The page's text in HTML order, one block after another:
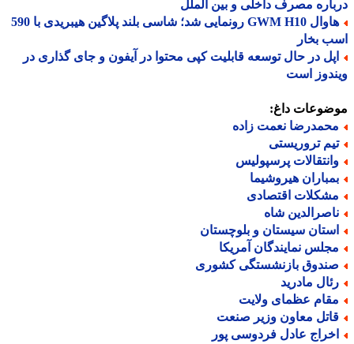
مصرف داخلی و بین الملل
هاوال GWM H10 رونمایی شد؛ شاسی بلند پلاگین هیبریدی با 590
بخار
در حال توسعه قابلیت کپی محتوا در آیفون و جای گذاری در
است
داغ:
نعمت زاده
تروریستی
پرسپولیس
هیروشیما
اقتصادی
شاه
سیستان و بلوچستان
نمایندگان آمریکا
بازنشستگی کشوری
مادرید
عظمای ولایت
معاون وزیر صنعت
عادل فردوسی پور